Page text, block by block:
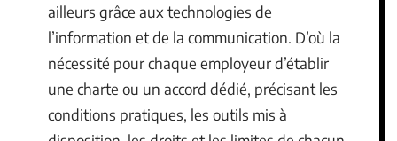
ailleurs grâce aux technologies de
l’information et de la communication. D’où la
nécessité pour chaque employeur d’établir
une charte ou un accord dédié, précisant les
conditions pratiques, les outils mis à